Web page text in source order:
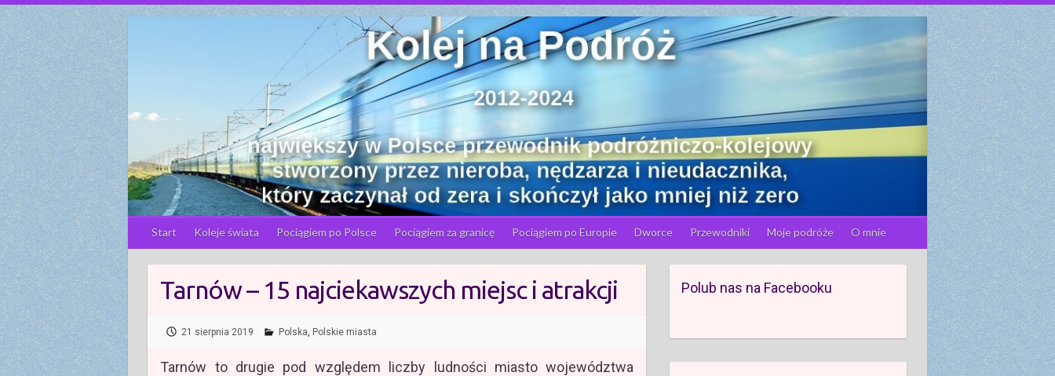
S
k
i
p
t
o
c
o
n
t
e
n
t
Start Koleje świata Pociągiem po Polsce Pociągiem za granicę Pociągiem po Europie Dworce Przewodniki Moje podróże O mnie
Tarnów – 15 najciekawszych miejsc i atrakcji
21 sierpnia 2019 Polska, Polskie miasta
Tarnów to drugie pod względem liczby ludności miasto województwa
Polub nas na Facebooku